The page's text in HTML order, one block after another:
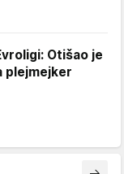
Otišao je
plejmejker